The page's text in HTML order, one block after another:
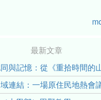
最新文章
與記憶：從《重拾時間的
連結：一場原住民地熱會